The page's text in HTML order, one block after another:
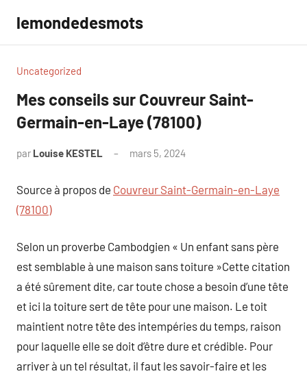
contenu
lemondedesmots
Uncategorized
Mes conseils sur Couvreur Saint-
Germain-en-Laye (78100)
par Louise KESTEL mars 5, 2024
Source à propos de Couvreur Saint-Germain-en-Laye
(78100)
Selon un proverbe Cambodgien « Un enfant sans père
est semblable à une maison sans toiture »Cette citation
a été sûrement dite, car toute chose a besoin d’une tête
et ici la toiture sert de tête pour une maison. Le toit
maintient notre tête des intempéries du temps, raison
pour laquelle elle se doit d’être dure et crédible. Pour
arriver à un tel résultat, il faut les savoir-faire et les